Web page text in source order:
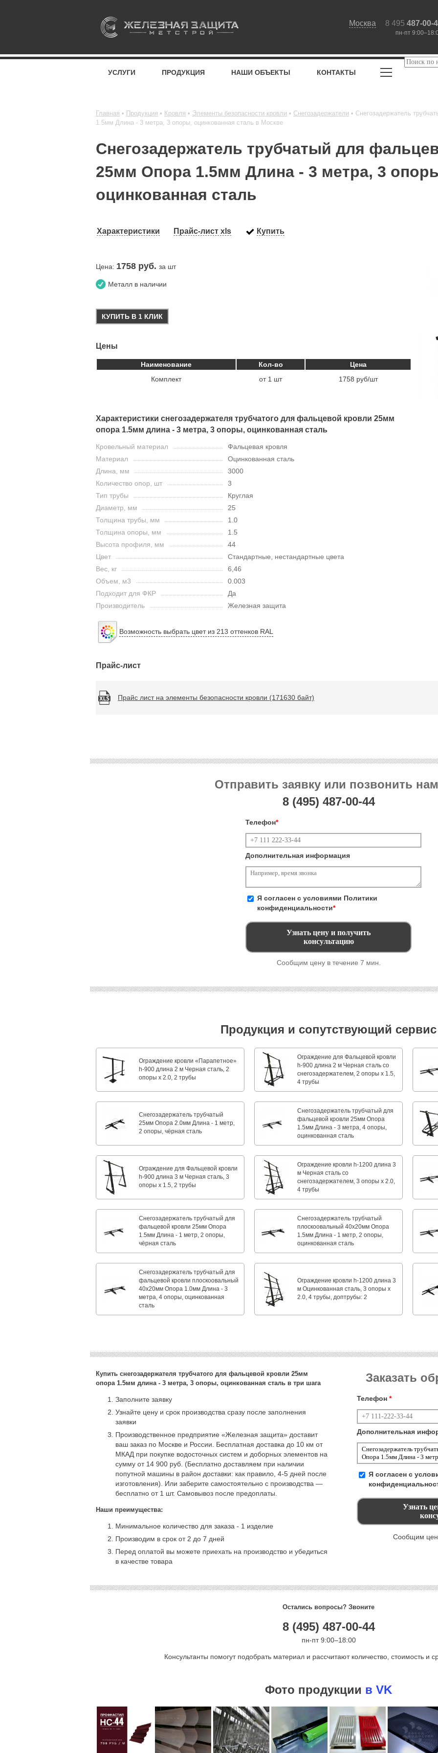
Москва 8 495 487-00-
пн-пт
УСЛУГИ ПРОДУКЦИЯ НАШИ ОБЪЕКТЫ КОНТАКТЫ
Главная Продукция Кровля Элементы безопасности кровли Снегозадержатели
Снегозадержатель
1.5мм Длина - 3 метра, 3 опоры, оцинкованная сталь в Москве
Снегозадержатель трубчатый для
25мм Опора 1.5мм Длина - 3 метра, 3
оцинкованная сталь
Характеристики Прайс-лист xls Купить
Цена: 1758 руб. за шт
Металл в наличии
КУПИТЬ В 1 КЛИК
Цены
Наименование Кол-во
Цена
Комплект
от 1 шт 1758 руб/шт
Характеристики снегозадержателя трубчатого для фальцевой кровли 25мм
опора 1.5мм длина - 3 метра, 3 опоры, оцинкованная сталь
Кровельный материал
Фальцевая кровля
Материал
Оцинкованная сталь
Длина, мм
3000
Количество опор, шт
3
Тип трубы
Круглая
Диаметр, мм
25
Толщина трубы, мм
1.0
Толщина опоры, мм
1.5
Высота профиля, мм
44
Цвет
Стандартные, нестандартные цвета
Вес, кг
6,46
Объем, м3
0.003
Подходит для ФКР
Да
Производитель
Железная защита
Возможность выбрать цвет из 213 оттенков RAL
Прайс-лист
Прайс лист на элементы безопасности кровли (171630 байт)
Отправить заявку или позвонить
8 (495) 487-00-44
Телефон*
Дополнительная информация
Я согласен с условиями Политики
конфиденциальности*
Сообщим цену в течение 7 мин.
Продукция и сопутствующий сервис
Ограждение кровли «Парапетное»
h-900 длина 2 м Черная сталь, 2
опоры х 2.0, 2 трубы
Ограждение для Фальцевой кровли
h-900 длина 2 м Черная сталь со
снегозадержателем, 2 опоры х 1.5,
4 трубы
Снегозадержатель трубчатый
25мм Опора 2.0мм Длина - 1 метр,
2 опоры, чёрная сталь
Снегозадержатель трубчатый для
фальцевой кровли 25мм Опора
1.5мм Длина - 3 метра, 4 опоры,
оцинкованная сталь
Ограждение для Фальцевой кровли
h-900 длина 3 м Черная сталь, 3
опоры х 1.5, 2 трубы
Ограждение кровли h-1200 длина 3
м Черная сталь со
снегозадержателем, 3 опоры х 2.0,
4 трубы
Снегозадержатель трубчатый для
фальцевой кровли 25мм Опора
1.5мм Длина - 1 метр, 2 опоры,
чёрная сталь
Снегозадержатель трубчатый
плоскоовальный 40х20мм Опора
1.5мм Длина - 1 метр, 2 опоры,
оцинкованная сталь
Снегозадержатель трубчатый для
фальцевой кровли плоскоовальный
40х20мм Опора 1.0мм Длина - 3
метра, 4 опоры, оцинкованная
сталь
Ограждение кровли h-1200 длина 3
м Оцинкованная сталь, 3 опоры х
2.0, 4 трубы, доптрубы: 2
Купить снегозадержателя трубчатого для фальцевой кровли 25мм
опора 1.5мм длина - 3 метра, 3 опоры, оцинкованная сталь в три шага
Заполните заявку
Узнайте цену и срок производства сразу после заполнения
заявки
Производственное предприятие «Железная защита» доставит
ваш заказ по Москве и России. Бесплатная доставка до 10 км от
МКАД при покупке водосточных систем и доборных элементов на
сумму от 14 900 руб. (Бесплатно доставляем при наличии
попутной машины в район доставки: как правило, 4-5 дней после
изготовления). Или заберите самостоятельно с производства —
бесплатно от 1 шт. Самовывоз после предоплаты.
Наши преимущества:
Минимальное количество для заказа - 1 изделие
Производим в срок от 2 до 7 дней
Перед оплатой вы можете приехать на производство и убедиться
в качестве товара
Заказать
Телефон *
Дополнительная
Я согласен с
Сообщим
Остались вопросы? Звоните
8 (495) 487-00-44
пн-пт 9:00–18:00
Консультанты помогут подобрать материал и рассчитают количество, стоимость и
Фото продукции в VK